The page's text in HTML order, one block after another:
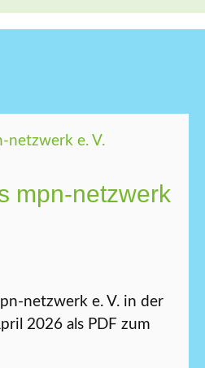
mpn-netzwerk
netzwerk e. V. in der
2026 als PDF zum